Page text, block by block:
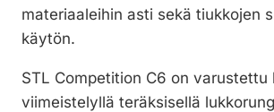
materiaaleihin asti sekä tiukkojen
käytön.
STL Competition C6 on varustettu
viimeistelyllä teräksisellä